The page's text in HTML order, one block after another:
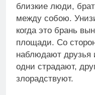
близкие люди,
между собою.
когда это брань
площади. Со
наблюдают друзья
одни страдают,
злорадствуют.